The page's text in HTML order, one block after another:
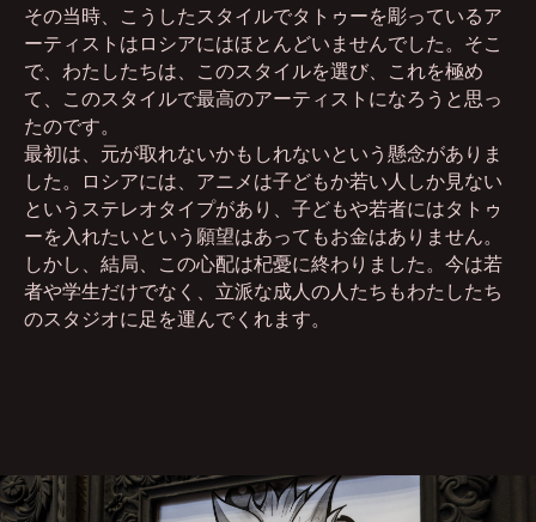
その当時、こうしたスタイルでタトゥーを彫っているア
ーティストはロシアにはほとんどいませんでした。そこ
で、わたしたちは、このスタイルを選び、これを極め
て、このスタイルで最高のアーティストになろうと思っ
たのです。
最初は、元が取れないかもしれないという懸念がありま
した。ロシアには、アニメは子どもか若い人しか見ない
というステレオタイプがあり、子どもや若者にはタトゥ
ーを入れたいという願望はあってもお金はありません。
しかし、結局、この心配は杞憂に終わりました。今は若
者や学生だけでなく、立派な成人の人たちもわたしたち
のスタジオに足を運んでくれます。